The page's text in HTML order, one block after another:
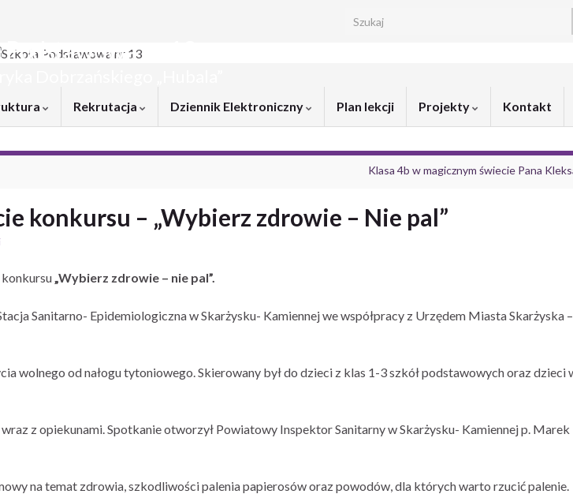
Search for:
Podstawowa nr 13
Rekrutacja Dziennik Elektroniczny Plan lekcji Projekty Kontakt
Klasa 4b w magicznym świecie Pana
konkursu – „Wybierz zdrowie – Nie pal”
„Wybierz zdrowie – nie pal”.
Sanitarno- Epidemiologiczna w Skarżysku- Kamiennej we współpracy z Urzędem Miasta Skarżyska –
wolnego od nałogu tytoniowego. Skierowany był do dzieci z klas 1-3 szkół podstawowych oraz dzieci
z opiekunami. Spotkanie otworzył Powiatowy Inspektor Sanitarny w Skarżysku- Kamiennej p. Marek
na temat zdrowia, szkodliwości palenia papierosów oraz powodów, dla których warto rzucić palenie.